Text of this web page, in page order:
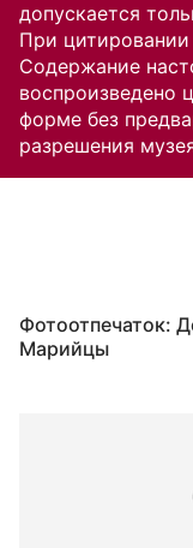
допускается
При цитировании
Содержание
воспроизведено
форме без
разрешения
Фотоотпечаток:
Марийцы